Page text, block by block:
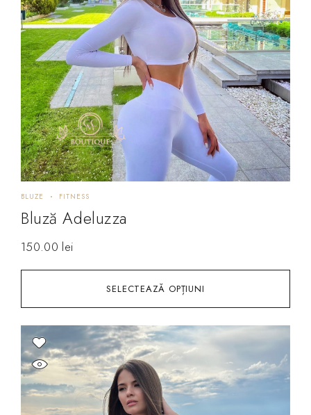
SELECTEAZĂ OPȚIUNI
BLUZE FITNESS
Bluză Adeluzza
150.00 lei